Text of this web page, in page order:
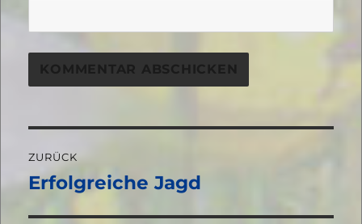
ZURÜCK
Vorheriger
Erfolgreiche Jagd